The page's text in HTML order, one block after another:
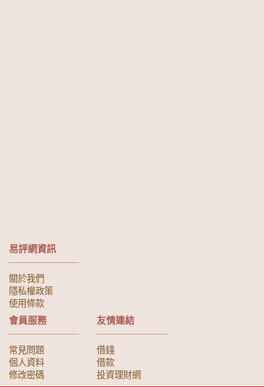
易評網資訊
關於我們
隱私權政策
使用條款
會員服務
常見問題
個人資料
修改密碼
友情連結
借錢
借款
投資理財網